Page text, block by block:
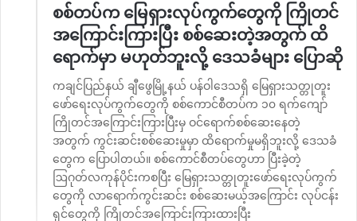
စစ်တပ်က မြေရှားလုပ်ကွက်တွေကို ကြိုတင်
အကြောင်းကြားပြီး စစ်ဆေးတဲ့အတွက် ထိ
ရောက်မှာ မဟုတ်ဘူးလို့ ဒေသခံများ ပြောဆို
ကချင်ပြည်နယ် ချီဖွေမြို့နယ် ပန်ဝါဒေသရှိ မြေရှားသတ္တုတူး
ဖော်ရေးလုပ်ကွက်တွေကို စစ်ကောင်စီတပ်က ၁၀ ရက်ကျော်
ကြိုတင်အကြောင်းကြားပြီးမှ ဝင်ရောက်စစ်ဆေးနေတဲ့
အတွက် ကွင်းဆင်းစစ်ဆေးမှုမှာ ထိရောက်မှုမရှိဘူးလို့ ဒေသခံ
တွေက ပြောပါတယ်။ စစ်ကောင်စီတပ်တွေဟာ ပြီးခဲ့တဲ့
ဩဂုတ်လကုန်ပိုင်းကစပြီး မြေရှားသတ္တုတူးဖော်ရေးလုပ်ကွက်
တွေကို လာရောက်ကွင်းဆင်း စစ်ဆေးမယ့်အကြောင်း လုပ်ငန်း
ရှင်တွေကို ကြိုတင်အကြောင်းကြားထားပြီး